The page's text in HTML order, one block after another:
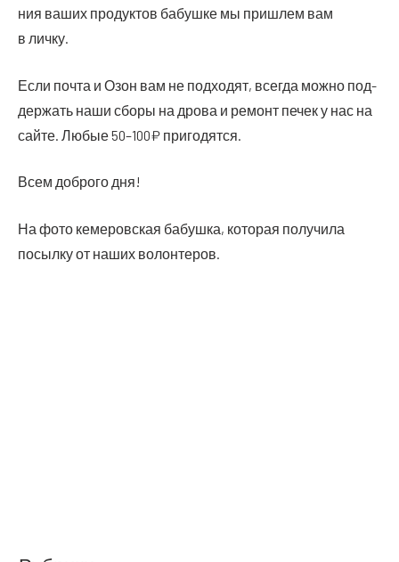
ния ваших про­дук­тов бабуш­ке мы при­шлем вам
в личку.
Если поч­та и Озон вам не под­хо­дят, все­гда мож­но под­
дер­жать наши сбо­ры на дро­ва и ремонт печек у нас на
сай­те. Любые 50–100₽ пригодятся.
Всем доб­ро­го дня!
На фото кеме­ров­ская бабуш­ка, кото­рая полу­чи­ла
посыл­ку от наших волонтеров.